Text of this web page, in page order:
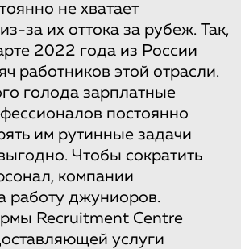
не хватает
за их оттока за рубеж. Так,
2022 года из России
работников этой отрасли.
голода зарплатные
постоянно
им рутинные задачи
Чтобы сократить
компании
работу джуниоров.
Recruitment Centre
услуги